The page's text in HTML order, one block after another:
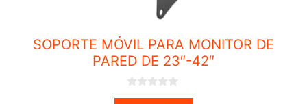
SOPORTE MÓVIL PARA MONITOR DE
PARED DE 23″-42″